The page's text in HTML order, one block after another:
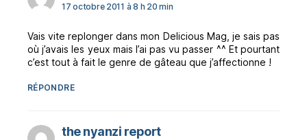
17 octobre 2011 à 8 h 20 min
Vais vite replonger dans mon Delicious Mag, je sais pas
où j’avais les yeux mais l’ai pas vu passer ^^ Et pourtant
c’est tout à fait le genre de gâteau que j’affectionne !
RÉPONDRE
the nyanzi reportdit :